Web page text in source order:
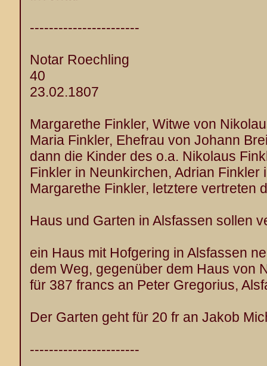
-----------------------
Notar Roechling
40
23.02.1807
Margarethe Finkler, Witwe von
Maria Finkler, Ehefrau von Johann
dann die Kinder des o.a. Nikolaus
Finkler in Neunkirchen, Adrian Finkler
Margarethe Finkler, letztere vertreten
Haus und Garten in Alsfassen sollen
ein Haus mit Hofgering in Alsfassen
dem Weg, gegenüber dem Haus von
für 387 francs an Peter Gregorius,
Der Garten geht für 20 fr an Jakob
-----------------------